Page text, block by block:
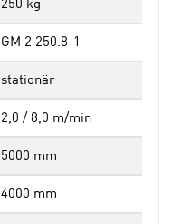
250 kg
GM 2 250.8-1
stationär
2,0 / 8,0 m/min
5000 mm
4000 mm